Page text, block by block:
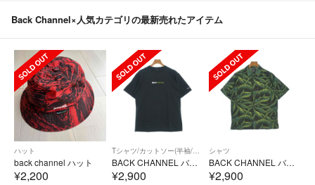
Back Channel×人気カテゴリの最新売れたアイテム
ハット
back channel ハット
¥2,200
Tシャツ/カットソー(半袖/袖なし)
BACK CHANNEL バック チャンネル Tシャツ・カットソー L 黒 【古着】【中古】【送料無料】
¥2,900
シャツ
BACK CHANNEL バック チャンネル カジュアルシャツ M 黒 【古着】【中古】【送料無料】
¥2,900